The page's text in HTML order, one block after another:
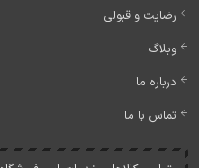
رضایت و قبولی
وبلاگ
درباره ما
تماس با ما